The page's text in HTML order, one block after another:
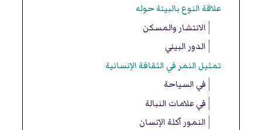
علاقة النوع بالبيئة حوله
الانتشار والمسكن
الدور البيئي
تمثيل النمر في الثقافة الإنسانية
في السياحة
في علامات النبالة
النمور آكلة الإنسان